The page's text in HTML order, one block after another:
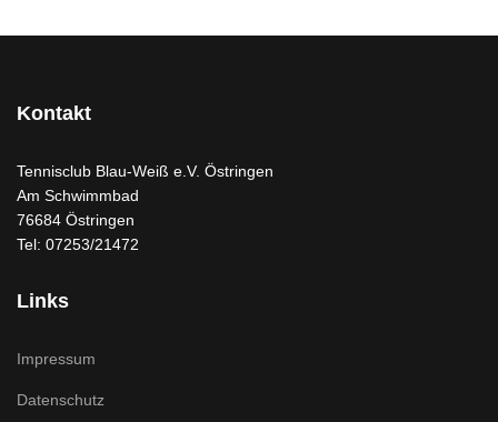
Kontakt
Tennisclub Blau-Weiß e.V. Östringen
Am Schwimmbad
76684 Östringen
Tel: 07253/21472
Links
Impressum
Datenschutz